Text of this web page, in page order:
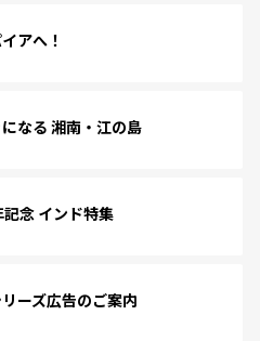
アへ！
なる 湘南・江の島
念 インド特集
ーズ広告のご案内